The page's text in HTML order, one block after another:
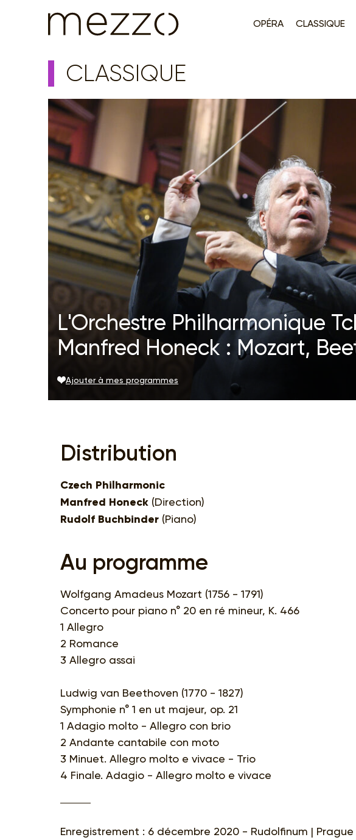
OPÉRA CLASSIQUE
CLASSIQUE
L'Orchestre Philharmonique
Manfred Honeck : Mozart,
Ajouter à mes programmes
Distribution
Czech Philharmonic
Manfred Honeck (Direction)
Rudolf Buchbinder (Piano)
Au programme
Wolfgang Amadeus Mozart (1756 - 1791)
Concerto pour piano n° 20 en ré mineur, K. 466
1 Allegro
2 Romance
3 Allegro assai
Ludwig van Beethoven (1770 - 1827)
Symphonie n° 1 en ut majeur, op. 21
1 Adagio molto - Allegro con brio
2 Andante cantabile con moto
3 Minuet. Allegro molto e vivace - Trio
4 Finale. Adagio - Allegro molto e vivace
Enregistrement : 6 décembre 2020 - Rudolfinum | Prague